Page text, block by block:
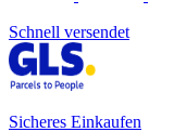
Schnell versendet
Sicheres Einkaufen